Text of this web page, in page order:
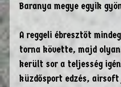
Baranya megye egyik
A reggeli ébresztőt
torna követte, majd
került sor a teljesség
küzdősport edzés,